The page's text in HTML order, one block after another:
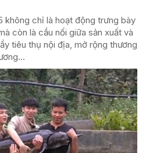
không chỉ là hoạt động trưng bày
còn là cầu nối giữa sản xuất và
tiêu thụ nội địa, mở rộng thương